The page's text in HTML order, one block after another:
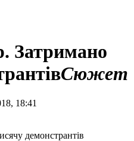
Затримано
Сюжет
18:41